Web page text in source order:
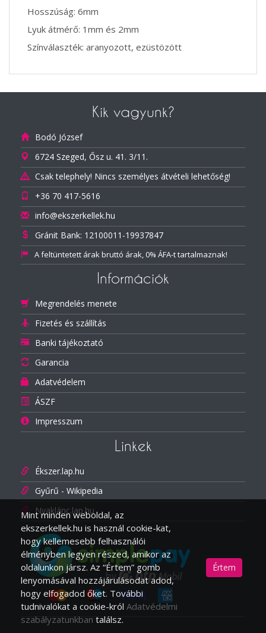
Hosszúság: 6mm
Lyuk átmérő: 1mm és 2mm
Színválaszték: aranyozott, ezüstözött
Kik vagyunk?
Bodó József
6724 Szeged, Ősz u. 41. 3/11.
Csak telephely! Nincs személyes átvételi lehetőség!
+36 70 417-5616
info@ekszerkellek.hu
Gránit Bank: 12100011-19937847
A feltüntetett árak bruttó árak, 0% ÁFA-t tartalmaznak!
Információk
Megrendelés menete
Fizetés és szállítás
Banki tájékoztató
Garancia
Adatvédelem
ÁSZF
Impresszum
Linkek
Ékszer.lap.hu
Gyűrű - Wikipedia
Nyaklánc.lap.hu
Mint minden weboldal, az
ekszerkellek.hu is használ cookie-kat,
hogy kellemesebb felhasználói
élményben legyen részed, amikor az
oldalunkon jársz. Az “Értem” gomb
lenyomásával hozzájárulásodat adod,
hogy elfogadod őket. További
tudnivalókat a cookie-król Adatvédelmi
szabályzatunkban találsz.
Értem